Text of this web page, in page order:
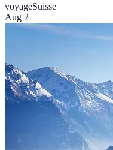
voyageSuisse
Aug 2